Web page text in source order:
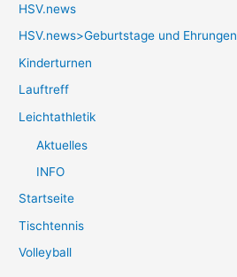
HSV.news
HSV.news>Geburtstage und Ehrungen
Kinderturnen
Lauftreff
Leichtathletik
Aktuelles
INFO
Startseite
Tischtennis
Volleyball